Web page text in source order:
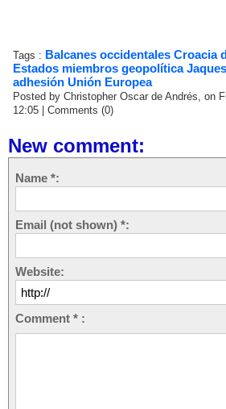
Tags : Balcanes occidentales Croacia
Estados miembros geopolítica
adhesión Unión Europea
Posted by Christopher Oscar de Andrés, on
12:05
Comments (0)
New comment:
Name *:
Email (not shown) *:
Website:
Comment * :